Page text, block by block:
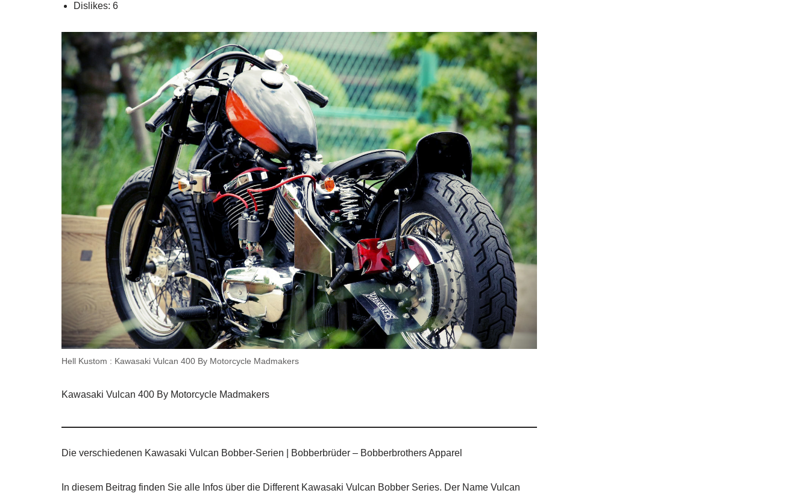
Dislikes: 6
Hell Kustom : Kawasaki Vulcan 400 By Motorcycle Madmakers
Kawasaki Vulcan 400 By Motorcycle Madmakers
Die verschiedenen Kawasaki Vulcan Bobber-Serien | Bobberbrüder – Bobberbrothers Apparel
In diesem Beitrag finden Sie alle Infos über die Different Kawasaki Vulcan Bobber Series. Der Name Vulcan